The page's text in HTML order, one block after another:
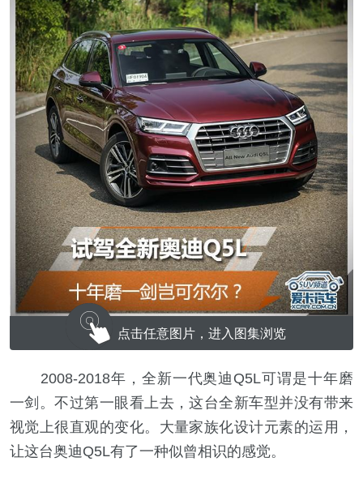
点击任意图片，进入图集浏览
2008-2018年，全新一代奥迪Q5L可谓是十年磨
一剑。不过第一眼看上去，这台全新车型并没有带来
视觉上很直观的变化。大量家族化设计元素的运用，
让这台奥迪Q5L有了一种似曾相识的感觉。